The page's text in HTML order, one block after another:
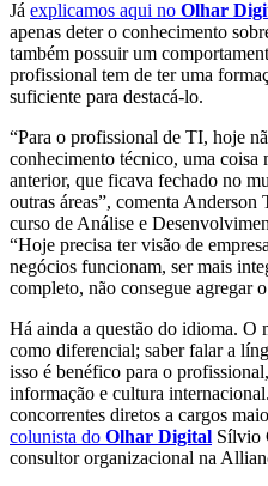
Já explicamos aqui no Olhar
apenas deter o conhecimento
também possuir um
profissional tem de ter uma
suficiente para destacá-lo.
“Para o profissional de TI, hoje
conhecimento técnico, uma
anterior, que ficava fechado no
outras áreas”, comenta
curso de Análise e
“Hoje precisa ter visão de
negócios funcionam, ser mais
completo, não consegue agregar
Há ainda a questão do idioma. O
como diferencial; saber falar a
isso é benéfico para o
informação e cultura
concorrentes diretos a cargos
colunista do Olhar Digital Sílvio
consultor organizacional na